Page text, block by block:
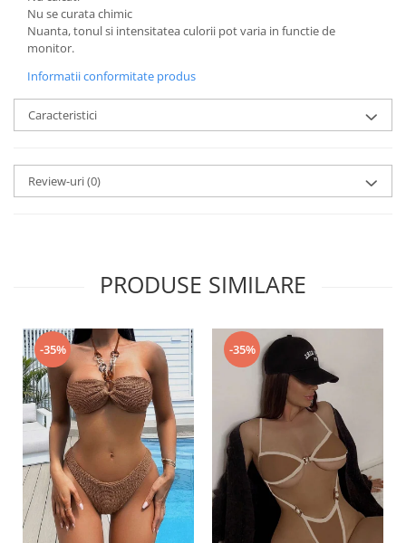
Nu se curata chimic
Nuanta, tonul si intensitatea culorii pot varia in functie de
monitor.
Informatii conformitate produs
Caracteristici
Review-uri(0)
PRODUSE SIMILARE
-35% -35%